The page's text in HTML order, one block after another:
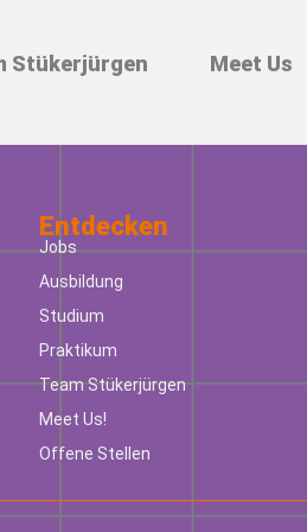
Stükerjürgen Meet Us
Entdecken
Jobs
Ausbildung
Studium
Praktikum
Team Stükerjürgen
Meet Us!
Offene Stellen